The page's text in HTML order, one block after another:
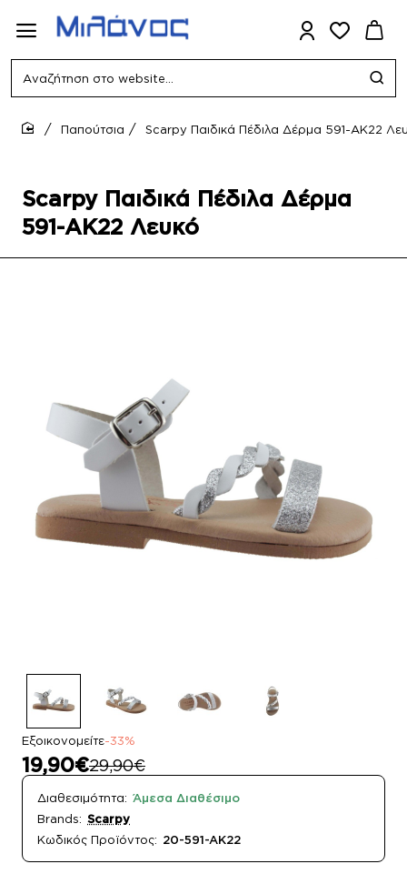
Αναζήτηση
website...
Scarpy Παιδικά Πέδιλα Δέρμα
591-AK22 Λευκό
Παπούτσια Scarpy Παιδικά Πέδιλα Δέρμα 591-AK22
Εξοικονομείτε-33%
19,90€29,90€
Διαθεσιμότητα: Άμεσα Διαθέσιμο
Brands: Scarpy
Κωδικός Προϊόντος: 20-591-AK22